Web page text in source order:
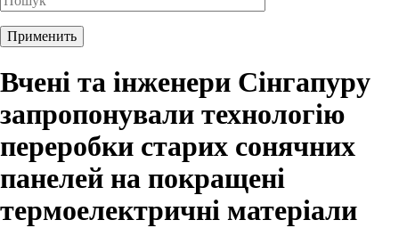
Вчені та інженери Сінгапуру
запропонували технологію
переробки старих сонячних
панелей на покращені
термоелектричні матеріали